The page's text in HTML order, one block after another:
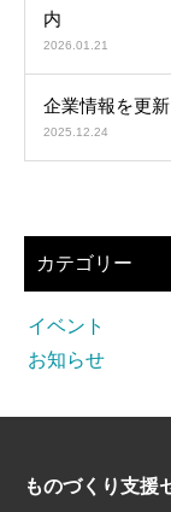
内
2026.01.21
企業情報を更
2025.12.24
カテゴリー
イベント
お知らせ
ものづくり支援